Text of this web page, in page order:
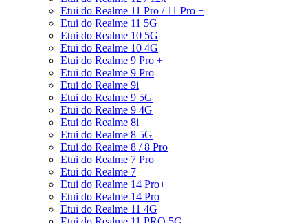
Etui do Realme 11 Pro / 11 Pro +
Etui do Realme 11 5G
Etui do Realme 10 5G
Etui do Realme 10 4G
Etui do Realme 9 Pro +
Etui do Realme 9 Pro
Etui do Realme 9i
Etui do Realme 9 5G
Etui do Realme 9 4G
Etui do Realme 8i
Etui do Realme 8 5G
Etui do Realme 8 / 8 Pro
Etui do Realme 7 Pro
Etui do Realme 7
Etui do Realme 14 Pro+
Etui do Realme 14 Pro
Etui do Realme 11 4G